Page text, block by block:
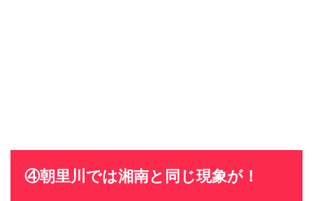
④朝里川では湘南と同じ現象が！